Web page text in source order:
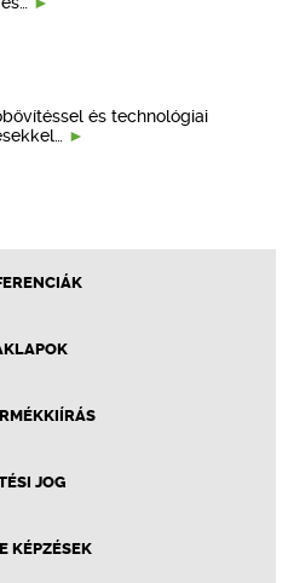
és technológiai
JOG
KÉPZÉSEK